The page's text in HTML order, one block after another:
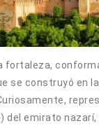
fortaleza,
se construyó en
del emirato